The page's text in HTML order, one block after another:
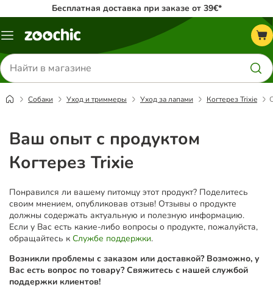
Бесплатная доставка при заказе от 39€*
Каталог
Поиск
товаров
Собаки Уход и триммеры Уход за лапами Когтерез Trixie
Ваш опыт с продуктом
Когтерез Trixie
Понравился ли вашему питомцу этот продукт? Поделитесь
своим мнением, опубликовав отзыв! Отзывы о продукте
должны содержать актуальную и полезную информацию.
Если у Вас есть какие-либо вопросы о продукте, пожалуйста,
обращайтесь к Службе поддержки.
Возникли проблемы с заказом или доставкой? Возможно, у
Вас есть вопрос по товару? Свяжитесь с нашей службой
поддержки клиентов!